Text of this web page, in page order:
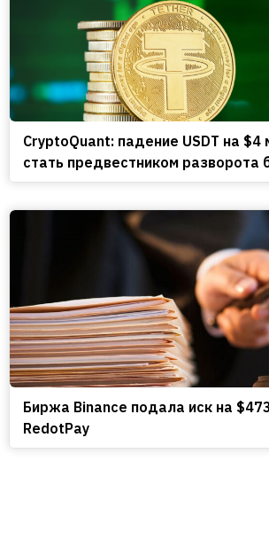
CryptoQuant: падение USDT на
стать предвестником разворота
Биржа Binance подала иск на
RedotPay